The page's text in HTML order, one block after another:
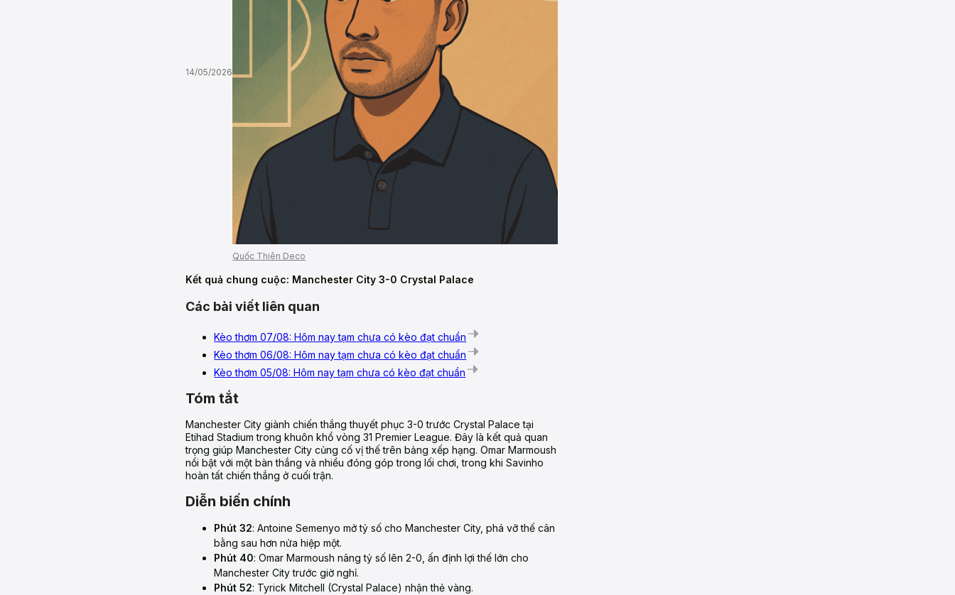
14/05/2026
Quốc Thiên Deco
Kết quả chung cuộc: Manchester City 3-0 Crystal Palace
Các bài viết liên quan
Kèo thơm 07/08: Hôm nay tạm chưa có kèo đạt chuẩn
Kèo thơm 06/08: Hôm nay tạm chưa có kèo đạt chuẩn
Kèo thơm 05/08: Hôm nay tạm chưa có kèo đạt chuẩn
Tóm tắt
Manchester City giành chiến thắng thuyết phục 3-0 trước Crystal Palace tại
Etihad Stadium trong khuôn khổ vòng 31 Premier League. Đây là kết quả quan
trọng giúp Manchester City củng cố vị thế trên bảng xếp hạng. Omar Marmoush
nổi bật với một bàn thắng và nhiều đóng góp trong lối chơi, trong khi Savinho
hoàn tất chiến thắng ở cuối trận.
Diễn biến chính
Phút 32: Antoine Semenyo mở tỷ số cho Manchester City, phá vỡ thế cân
bằng sau hơn nửa hiệp một.
Phút 40: Omar Marmoush nâng tỷ số lên 2-0, ấn định lợi thế lớn cho
Manchester City trước giờ nghỉ.
Phút 52: Tyrick Mitchell (Crystal Palace) nhận thẻ vàng.